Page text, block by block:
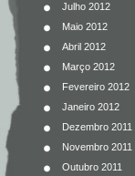
Julho 2012
Maio 2012
Abril 2012
Março 2012
Fevereiro 2012
Janeiro 2012
Dezembro 2011
Novembro 2011
Outubro 2011